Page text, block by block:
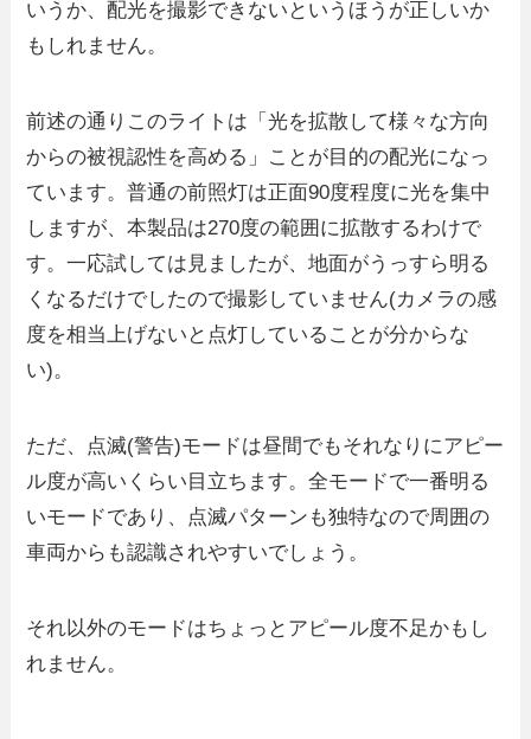
いうか、配光を撮影できないというほうが正しいか
もしれません。
前述の通りこのライトは「光を拡散して様々な方向
からの被視認性を高める」ことが目的の配光になっ
ています。普通の前照灯は正面90度程度に光を集中
しますが、本製品は270度の範囲に拡散するわけで
す。一応試しては見ましたが、地面がうっすら明る
くなるだけでしたので撮影していません(カメラの感
度を相当上げないと点灯していることが分からな
い)。
ただ、点滅(警告)モードは昼間でもそれなりにアピー
ル度が高いくらい目立ちます。全モードで一番明る
いモードであり、点滅パターンも独特なので周囲の
車両からも認識されやすいでしょう。
それ以外のモードはちょっとアピール度不足かもし
れません。